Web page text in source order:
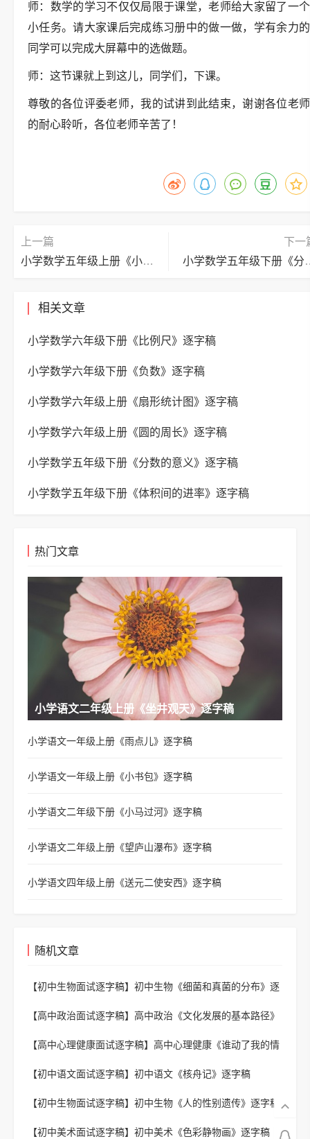
师：数学的学习不仅仅局限于课堂，老师给大家留了一个
小任务。请大家课后完成练习册中的做一做，学有余力的
同学可以完成大屏幕中的选做题。
师：这节课就上到这儿，同学们，下课。
尊敬的各位评委老师，我的试讲到此结束，谢谢各位老师
的耐心聆听，各位老师辛苦了！
上一篇
小学数学五年级上册《小数乘小数》逐字稿
下一
小学数学
相关文章
小学数学六年级下册《比例尺》逐字稿
小学数学六年级下册《负数》逐字稿
小学数学六年级上册《扇形统计图》逐字稿
小学数学六年级上册《圆的周长》逐字稿
小学数学五年级下册《分数的意义》逐字稿
小学数学五年级下册《体积间的进率》逐字稿
热门文章
小学语文二年级上册《坐井观天》逐字稿
小学语文一年级上册《雨点儿》逐字稿
小学语文一年级上册《小书包》逐字稿
小学语文二年级下册《小马过河》逐字稿
小学语文二年级上册《望庐山瀑布》逐字稿
小学语文四年级上册《送元二使安西》逐字稿
随机文章
【初中生物面试逐字稿】 初中生物《细菌和真菌的分布》逐
【高中政治面试逐字稿】 高中政治《文化发展的基本路径》
【高中心理健康面试逐字稿】 高中心理健康《谁动了我的情
【初中语文面试逐字稿】 初中语文《核舟记》逐字稿
【初中生物面试逐字稿】 初中生物《人的性别遗传》逐字稿
【初中美术面试逐字稿】 初中美术《色彩静物画》逐字稿